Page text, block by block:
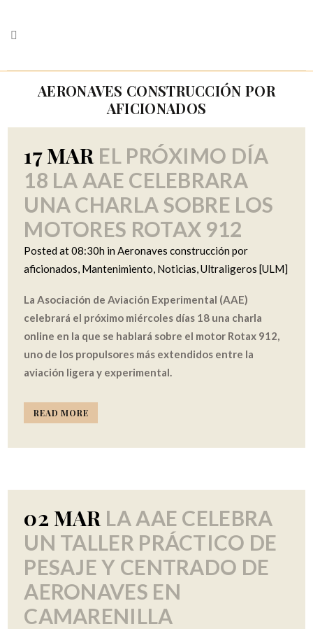
AERONAVES CONSTRUCCIÓN POR
AFICIONADOS
17 MAR EL PRÓXIMO DÍA
18 LA AAE CELEBRARA
UNA CHARLA SOBRE LOS
MOTORES ROTAX 912
Posted at 08:30h inAeronaves construcción por
aficionados, Mantenimiento, Noticias,Ultraligeros [ULM]
La Asociación de Aviación Experimental (AAE)
celebrará el próximo miércoles días 18 una charla
online en la que se hablará sobre el motor Rotax 912,
uno de los propulsores más extendidos entre la
aviación ligera y experimental.
READ MORE
02 MAR LA AAE CELEBRA
UN TALLER PRÁCTICO DE
PESAJE Y CENTRADO DE
AERONAVES EN
CAMARENILLA